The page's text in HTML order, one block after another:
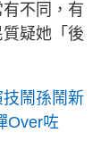
不同，有
疑她「後
鬧孫鬧新
Over咗